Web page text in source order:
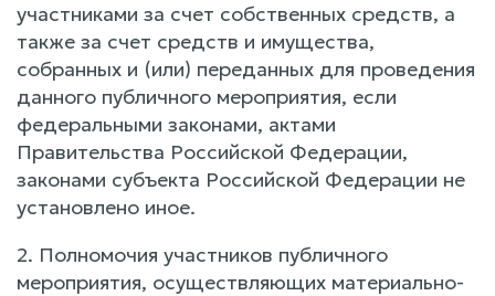
участниками за счет собственных средств, а
также за счет средств и имущества,
собранных и (или) переданных для проведения
данного публичного мероприятия, если
федеральными законами, актами
Правительства Российской Федерации,
законами субъекта Российской Федерации не
установлено иное.
2. Полномочия участников публичного
мероприятия, осуществляющих материально-